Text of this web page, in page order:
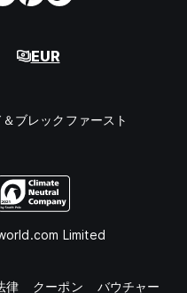
EUR
ブレックファースト
Limited
律 クーポン バウチャー